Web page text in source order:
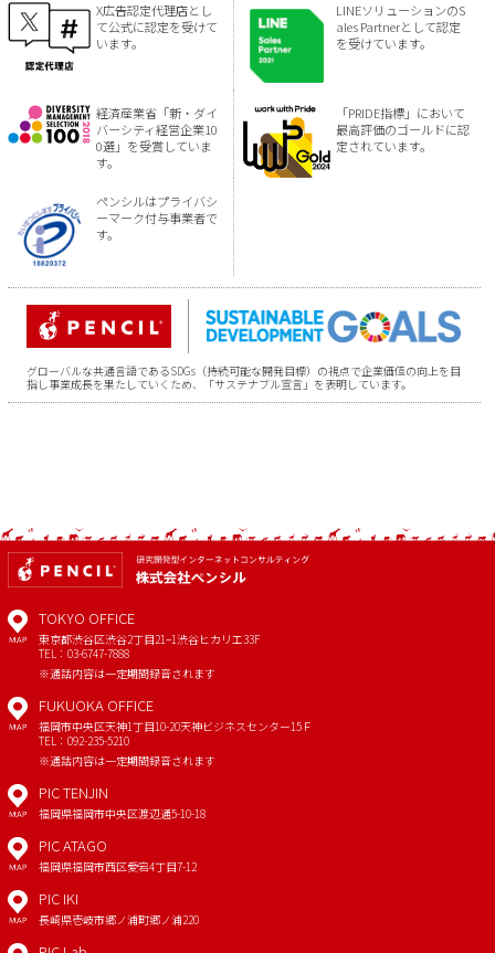
X広告認定代理店とし
て公式に認定を受けて
います。
LINEソリューションのS
ales Partnerとして認定
を受けています。
経済産業省「新・ダイ
バーシティ経営企業10
0選」を受賞していま
す。
「PRIDE指標」において
最高評価のゴールドに認
定されています。
ペンシルはプライバシ
ーマーク付与事業者で
す。
グローバルな共通言語であるSDGs（持続可能な開発目標）の視点で企業価値の向上を目
指し事業成長を果たしていくため、「サステナブル宣言」を表明しています。
MAP
TOKYO OFFICE
東京都渋谷区渋谷2丁目21−1渋谷ヒカリエ33F
TEL：03-6747-7888
※通話内容は一定期間録音されます
MAP
FUKUOKA OFFICE
福岡市中央区天神1丁目10-20天神ビジネスセンター15Ｆ
TEL：092-235-5210
※通話内容は一定期間録音されます
MAP
PIC TENJIN
福岡県福岡市中央区渡辺通5-10-18
MAP
PIC ATAGO
福岡県福岡市西区愛宕4丁目7-12
MAP
PIC IKI
長崎県壱岐市郷ノ浦町郷ノ浦220